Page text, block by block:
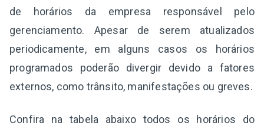
de horários da empresa responsável pelo
gerenciamento. Apesar de serem atualizados
periodicamente, em alguns casos os horários
programados poderão divergir devido a fatores
externos, como trânsito, manifestações ou greves.
Confira na tabela abaixo todos os horários do